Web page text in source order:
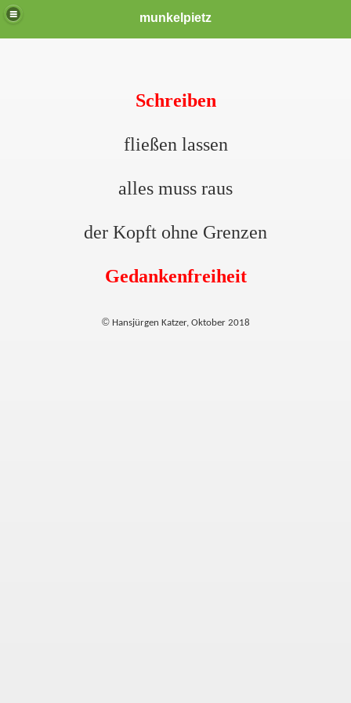
munkelpietz
Schreiben
fließen lassen
alles muss raus
der Kopft ohne Grenzen
Gedankenfreiheit
©Hansjürgen Katzer, Oktober 2018